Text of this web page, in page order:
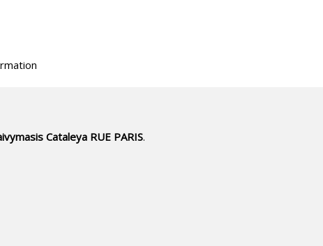
Cataleya RUE PARIS.